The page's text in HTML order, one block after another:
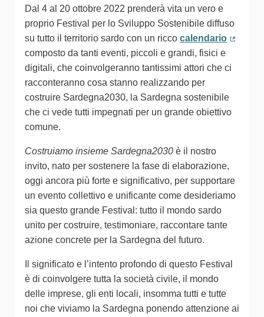
Dal 4 al 20 ottobre 2022 prenderà vita un vero e
proprio Festival per lo Sviluppo Sostenibile diffuso
su tutto il territorio sardo con un ricco calendario
composto da tanti eventi, piccoli e grandi, fisici e
digitali, che coinvolgeranno tantissimi attori che ci
racconteranno cosa stanno realizzando per
costruire Sardegna2030, la Sardegna sostenibile
che ci vede tutti impegnati per un grande obiettivo
comune.
Costruiamo insieme Sardegna2030 è il nostro
invito, nato per sostenere la fase di elaborazione,
oggi ancora più forte e significativo, per supportare
un evento collettivo e unificante come desideriamo
sia questo grande Festival: tutto il mondo sardo
unito per costruire, testimoniare, raccontare tante
azione concrete per la Sardegna del futuro.
Il significato e l’intento profondo di questo Festival
è di coinvolgere tutta la società civile, il mondo
delle imprese, gli enti locali, insomma tutti e tutte
noi che viviamo la Sardegna ponendo attenzione ai